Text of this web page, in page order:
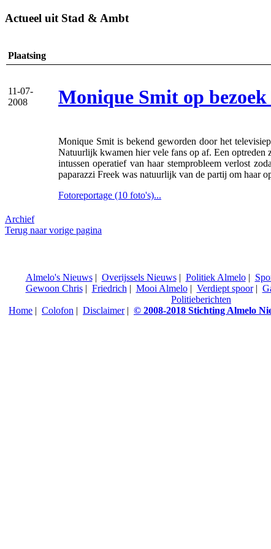
Actueel uit Stad & Ambt
Plaatsing
11-07-
2008
Monique Smit op
Monique Smit is bekend geworden door het
Natuurlijk kwamen hier vele fans op af. Een optreden
intussen operatief van haar stemprobleem verlost
paparazzi Freek was natuurlijk van de partij om haar
Fotoreportage (10 foto's)...
Archief
Terug naar vorige pagina
Almelo's Nieuws| Overijssels Nieuws| Politiek Almelo|
Gewoon Chris| Friedrich| Mooi Almelo| Verdiept spoor|
Politieberichten
Home | Colofon | Disclaimer| © 2008-2018 Stichting Almelo